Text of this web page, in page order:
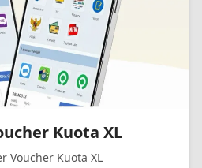
Kuota XL
Voucher Kuota XL